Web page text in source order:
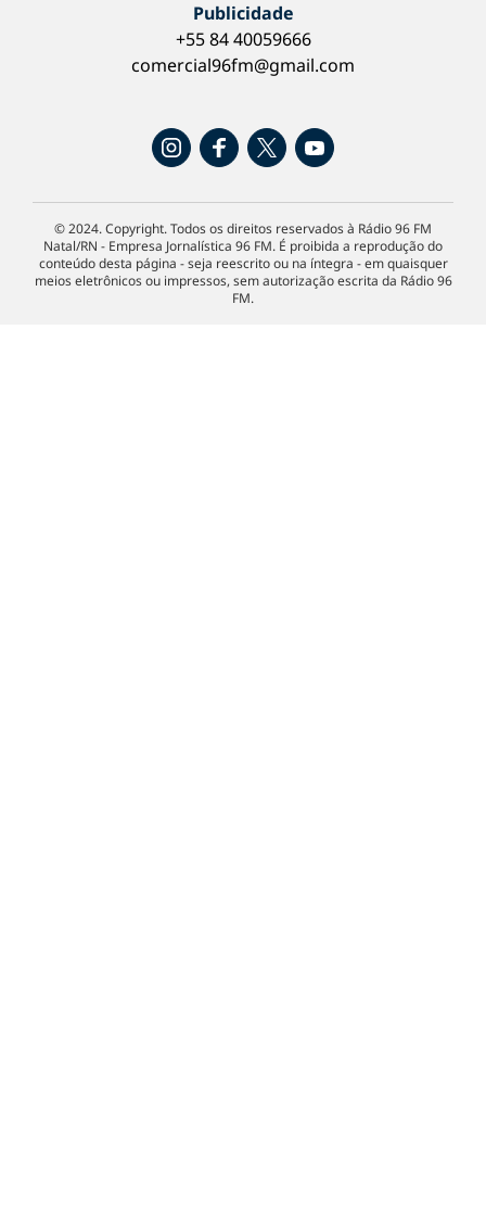
Publicidade
+55 84 40059666
comercial96fm@gmail.com
© 2024. Copyright. Todos os direitos reservados à Rádio 96 FM
Natal/RN - Empresa Jornalística 96 FM. É proibida a reprodução do
conteúdo desta página - seja reescrito ou na íntegra - em quaisquer
meios eletrônicos ou impressos, sem autorização escrita da Rádio 96
FM.